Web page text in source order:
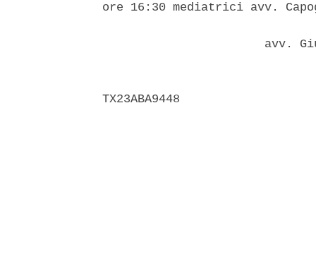
ore 16:30 mediatrici avv.
avv.